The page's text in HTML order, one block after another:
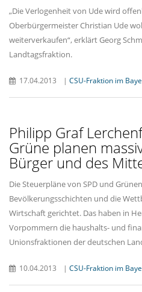
Die Verlogenheit von Ude wird
Oberbürgermeister Christian Ude
weiterverkaufen“, erklärt Georg
Landtagsfraktion.
17.04.2013 | CSU-Fraktion im
Philipp Graf
Grüne planen
Bürger und des
Die Steuerpläne von SPD und
Bevölkerungsschichten und die
Wirtschaft gerichtet. Das haben in
Vorpommern die haushalts- und
Unionsfraktionen der deutschen
10.04.2013 | CSU-Fraktion im